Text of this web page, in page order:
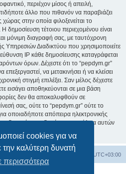
cookies για να
την καλύτερη δυνατή
περισσότερα
περιέχον μίσος ή απειλή,
άλλο που πιθανόν να παραβιάζει
στην οποία φιλοξενείται το
Η δημοσίευση τέτοιου περιεχομένου είναι
μόνιμη διαγραφή σας, με ταυτόχρονη
Διαδικτύου που χρησιμοποιείτε
IP κάθε δημοσίευσης καταγράφεται
όρων. Δέχεστε ότι το “pepdym.gr”
να μετακινήσει ή να κλείσει
στιγμή επιλέξει. Σαν μέλος δέχεστε
εισάγει αποθηκεύονται σε μια βάση
δεν θα αποκαλυφθούν σε
σας, ούτε το “pepdym.gr” ούτε το
οποιαδήποτε απόπειρα ηλεκτρονικής
δυνατόν να οδηγήσει σε απώλεια αυτών
UTC+03:00